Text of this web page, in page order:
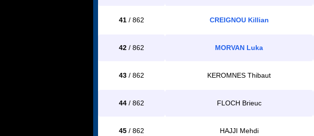
41 / 862 CREIGNOU Killian
42 / 862 MORVAN Luka
43 / 862 KEROMNES Thibaut
44 / 862 FLOCH Brieuc
45 / 862 HAJJI Mehdi